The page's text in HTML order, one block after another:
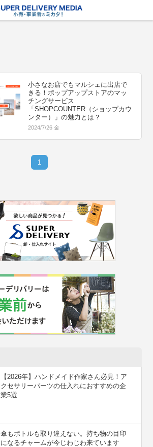
小さなお店でもマルシェに出店で
きる！ポップアップストアのマッ
チングサービス
「SHOPCOUNTER（ショップカウ
ンター）」の魅力とは？
2024/7/26 金
1
【2026年】ハンドメイド作家さん必見！ア
クセサリーパーツの仕入れにおすすめの企
業5選
傘もボトルも取り違えない。持ち物の目印
になるチャームが今じわじわ来ています